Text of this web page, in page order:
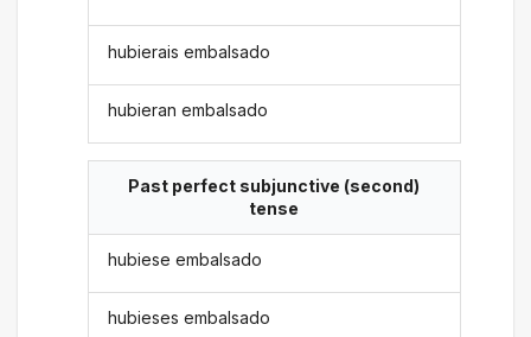
hubierais embalsado
hubieran embalsado
Past perfect subjunctive (second)
tense
hubiese embalsado
hubieses embalsado